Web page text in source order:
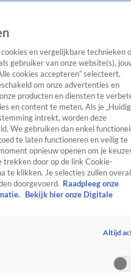
TV Algemeen
Tip
RealityCrimeVideo's
Echte Liefde Is Te Koop
Award
Prix Monaco
en vergelijkbare technieken
gebruiker van onze website(s),
cookies accepteren” selecteert,
om onze advertenties en
producten en diensten te
en content te meten. Als je
intrekt, worden deze
We gebruiken dan enkel
te laten functioneren en veilig te
opnieuw openen om je
door op de link Cookie-
te klikken. Je selecties zullen overal
doorgevoerd. Raadpleeg onze
Bekijk hier onze Digitale
Altijd